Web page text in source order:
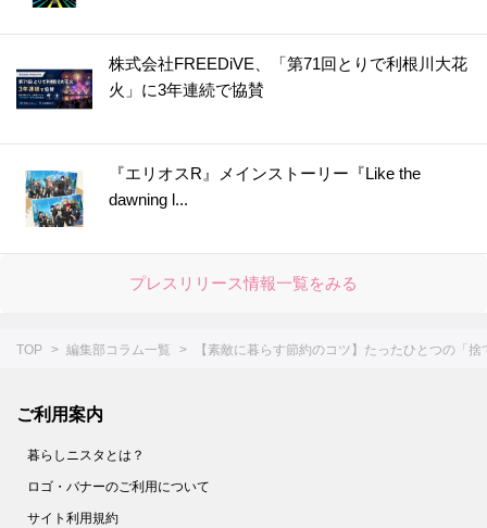
株式会社FREEDiVE、「第71回とりで利根川大花
火」に3年連続で協賛
『エリオスR』メインストーリー『Like the
dawning l...
プレスリリース情報一覧をみる
TOP 編集部コラム一覧 【素敵に暮らす節約のコツ】たったひとつの「
ご利用案内
暮らしニスタとは？
ロゴ・バナーのご利用について
サイト利用規約